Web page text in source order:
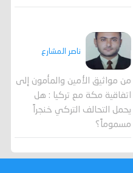
ناصر المشارع
من مواثيق الأمين والمأمون إلى
اتفاقية مكة مع تركيا : هل
يحمل التحالف التركي خنجراً
مسموماً؟